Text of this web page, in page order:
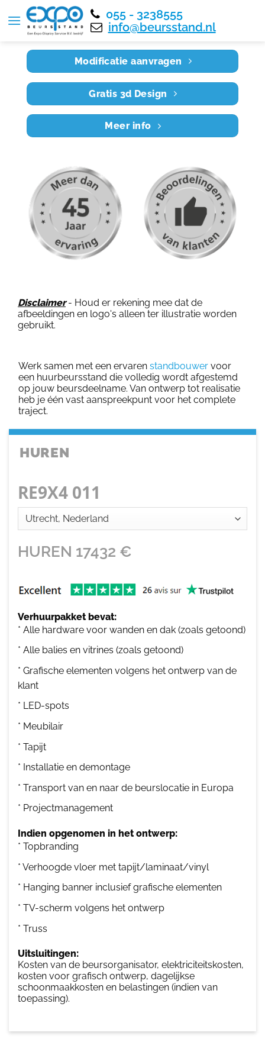
055 - 3238555
info@beursstand.nl
Home RE9X4 011
Modificatie aanvragen
Gratis 3d Design
Meer info
Disclaimer- Houd er rekening mee dat de
afbeeldingen en logo's alleen ter illustratie worden
gebruikt.
Werk samen met een ervaren standbouwer voor
een huurbeursstand die volledig wordt afgestemd
op jouw beursdeelname. Van ontwerp tot realisatie
heb je één vast aanspreekpunt voor het complete
traject.
HUREN
RE9X4 011
HUREN 17432 €
Verhuurpakket bevat:
* Alle hardware voor wanden en dak (zoals getoond)
* Alle balies en vitrines (zoals getoond)
* Grafische elementen volgens het ontwerp van de
klant
* LED-spots
* Meubilair
* Tapijt
* Installatie en demontage
* Transport van en naar de beurslocatie in Europa
* Projectmanagement
Indien opgenomen in het ontwerp:
* Topbranding
* Verhoogde vloer met tapijt/laminaat/vinyl
* Hanging banner inclusief grafische elementen
* TV-scherm volgens het ontwerp
* Truss
Uitsluitingen:
Kosten van de beursorganisator, elektriciteitskosten,
kosten voor grafisch ontwerp, dagelijkse
schoonmaakkosten en belastingen (indien van
toepassing).